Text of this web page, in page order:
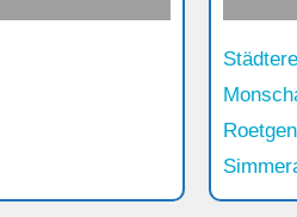
Roetgen